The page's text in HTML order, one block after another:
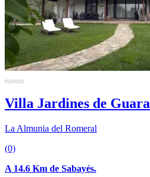
Villa Jardines de Guara
La Almunia del Romeral
(0)
A 14.6 Km de Sabayés.